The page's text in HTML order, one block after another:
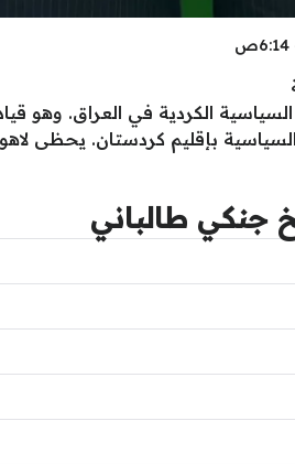
الكردية في العراق. وهو
بإقليم كردستان. يحظى
جنكي طالباني